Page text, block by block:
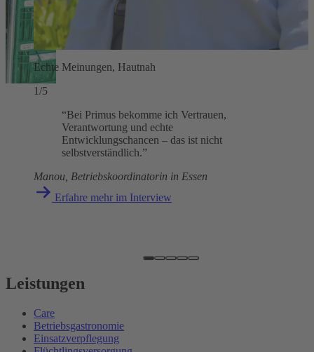
Echte Meinungen, Hautnah
1/5
“Bei Primus bekomme ich Vertrauen,
Verantwortung und echte
Entwicklungschancen – das ist nicht
selbstverständlich.”
Manou, Betriebskoordinatorin in Essen
Erfahre mehr im Interview
Leistungen
Care
Betriebsgastronomie
Einsatzverpflegung